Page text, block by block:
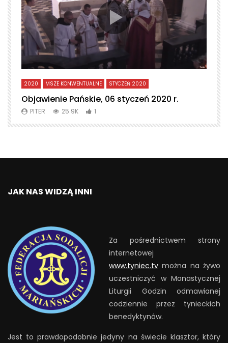
2020 MSZE KONWENTUALNE STYCZEŃ 2020
Objawienie Pańskie, 06 styczeń 2020 r.
PITER 25.9K 1
JAK NAS WIDZĄ INNI
Za pośrednictwem strony
internetowej
www.tyniec.tv można na żywo
uczestniczyć w Monastycznej
Liturgii Godzin odmawianej
codziennie przez tynieckich
benedyktynów.
Jest to prawdopodobnie jedyny na świecie klasztor, który